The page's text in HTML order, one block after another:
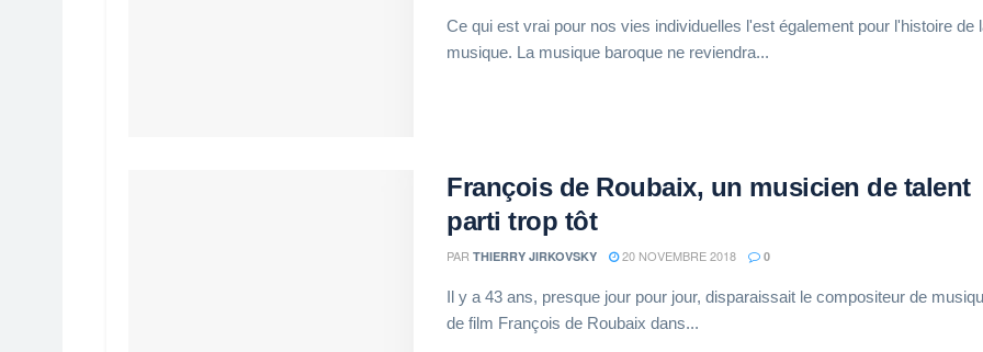
Ce qui est vrai pour nos vies individuelles l'est également pour l'histoire de
musique. La musique baroque ne reviendra...
François de Roubaix, un musicien de talent
parti trop tôt
PAR THIERRY JIRKOVSKY 20 NOVEMBRE 2018 0
Il y a 43 ans, presque jour pour jour, disparaissait le compositeur de
de film François de Roubaix dans...